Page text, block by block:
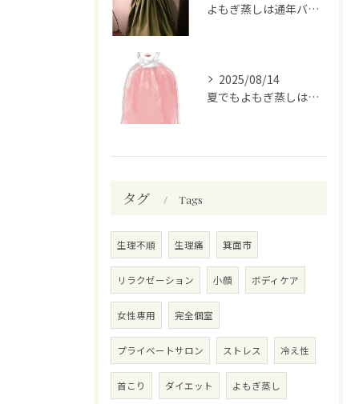
よもぎ蒸しは通年バージョンになってます！
2025/08/14
夏でもよもぎ蒸しはおススメです
タグ Tags
生理不順 生理痛 箕面市
リラクゼーション 小顔 ボディケア
女性専用 完全個室
プライベートサロン ストレス 冷え性
首こり ダイエット よもぎ蒸し